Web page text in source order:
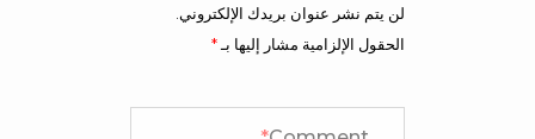
لن يتم نشر عنوان بريدك الإلكتروني.
الحقول الإلزامية مشار إليها بـ*